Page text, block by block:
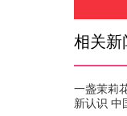
相关新
一盏茉莉
新认识 中